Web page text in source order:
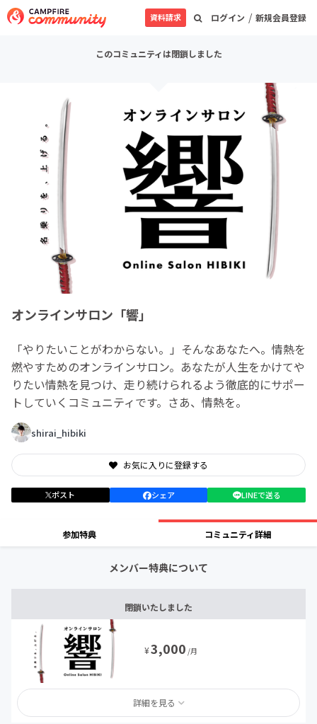
ログイン / 新規会員登録
資料請求
このコミュニティは閉鎖しました
オンラインサロン「響」
「やりたいことがわからない。」そんなあなたへ。情熱を
燃やすためのオンラインサロン。あなたが人生をかけてや
りたい情熱を見つけ、走り続けられるよう徹底的にサポー
トしていくコミュニティです。さあ、情熱を。
shirai_hibiki
お気に入りに登録する
ポスト シェア LINEで送る
参加特典 コミュニティ詳細
メンバー特典について
閉鎖いたしました
¥3,000 /月
詳細を見る